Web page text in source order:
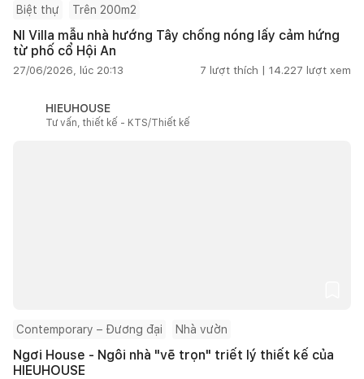
Biệt thự Trên 200m2
NI Villa mẫu nhà hướng Tây chống nóng lấy cảm hứng
từ phố cổ Hội An
27/06/2026, lúc 20:13 7 lượt thích | 14.227 lượt xem
HIEUHOUSE
Tư vấn, thiết kế - KTS/Thiết kế
Contemporary – Đương đại Nhà vườn
Ngơi House - Ngôi nhà "vẽ trọn" triết lý thiết kế của
HIEUHOUSE